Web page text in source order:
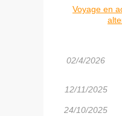
Voyage en
02/4/2026
12/11/2025
24/10/2025